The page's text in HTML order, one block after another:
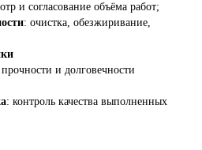
и согласование объёма работ;
: очистка, обезжиривание,
и долговечности
: контроль качества выполненных